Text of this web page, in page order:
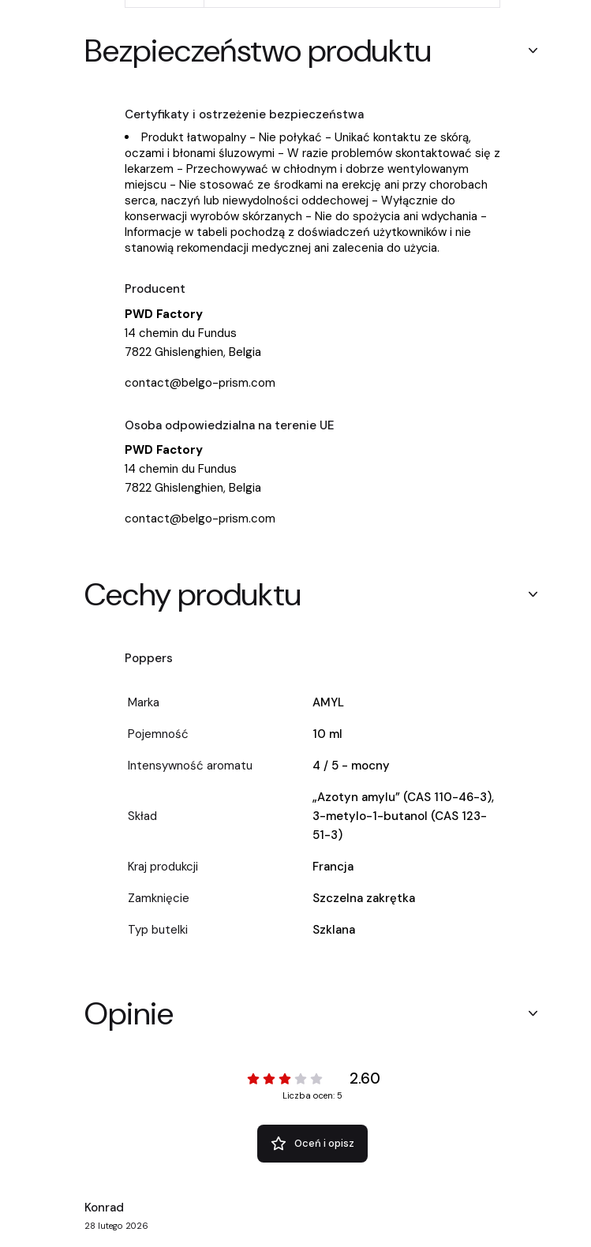
Bezpieczeństwo produktu
Certyfikaty i ostrzeżenie bezpieczeństwa
Produkt łatwopalny - Nie połykać - Unikać kontaktu ze skórą,
oczami i błonami śluzowymi - W razie problemów skontaktować się z
lekarzem - Przechowywać w chłodnym i dobrze wentylowanym
miejscu - Nie stosować ze środkami na erekcję ani przy chorobach
serca, naczyń lub niewydolności oddechowej - Wyłącznie do
konserwacji wyrobów skórzanych - Nie do spożycia ani wdychania -
Informacje w tabeli pochodzą z doświadczeń użytkowników i nie
stanowią rekomendacji medycznej ani zalecenia do użycia.
Producent
PWD Factory
14 chemin du Fundus
7822 Ghislenghien, Belgia
contact@belgo-prism.com
Osoba odpowiedzialna na terenie UE
PWD Factory
14 chemin du Fundus
7822 Ghislenghien, Belgia
contact@belgo-prism.com
Cechy produktu
Poppers
Marka
AMYL
Pojemność
10 ml
Intensywność aromatu
4 / 5 - mocny
Skład
„Azotyn amylu” (CAS 110-46-3),
3-metylo-1-butanol (CAS 123-
51-3)
Kraj produkcji
Francja
Zamknięcie
Szczelna zakrętka
Typ butelki
Szklana
Opinie
2.60
Liczba ocen: 5
Oceń i opisz
Konrad
28 lutego 2026